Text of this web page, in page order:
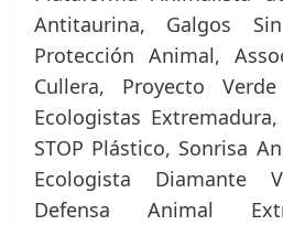
Antitaurina, Galgos
Protección Animal,
Cullera, Proyecto
Ecologistas
STOP Plástico, Sonrisa
Ecologista Diamante
Defensa Animal